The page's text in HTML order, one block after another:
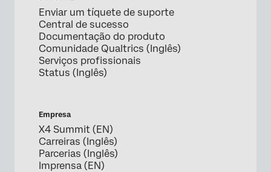
Enviar um tíquete de suporte
Central de sucesso
Documentação do produto
Comunidade Qualtrics (Inglês)
Serviços profissionais
Status (Inglês)
Empresa
X4 Summit (EN)
Carreiras (Inglês)
Parcerias (Inglês)
Imprensa (EN)